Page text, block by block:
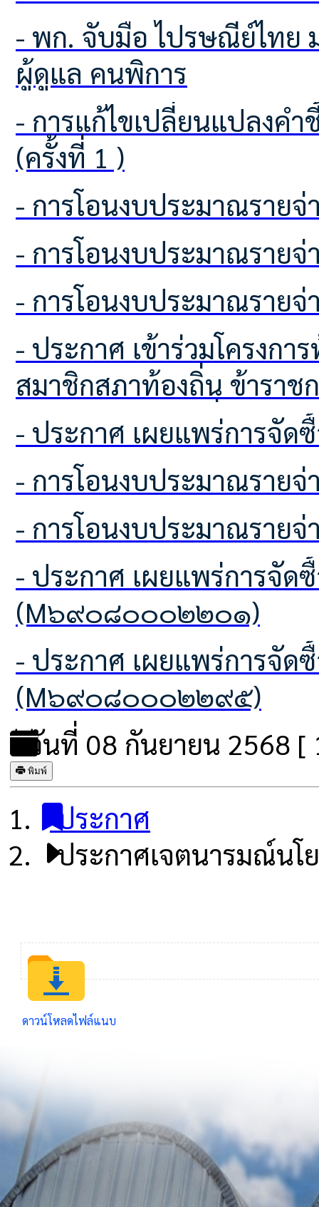
- พก. จับมือ ไปรษณีย์ไทย มอบสิทธิพิเศษส่ง EMS ราคาประหยัด สำหรับคนพิการและ
ผู้ดูแล คนพิการ
- การแก้ไขเปลี่ยนแปลงคำชี้แจงงบประมาณรายจ่าย ประจำปีงบประมาณ พ.ศ.2569
(ครั้งที่ 1 )
- การโอนงบประมาณรา
- การโอนงบประมาณรา
- การโอนงบประมาณรา
- ประกาศ เข้าร่วมโครงการท้องถิ่นโปร่งใส ไร้ยาเสพติด ของคณะผู้บริหารท้องถิ่น
สมาชิกสภาท้องถิ่น ข้าราช
ปกครองส่วนท้องถิ่นทุกปร
บริหารส่วนตำบลโคกเพลา
ป้องกันยาเสพติด
- ประกาศ เผยแพ
- การโอนงบประมาณรา
- การโอนงบประมาณรา
- ประกาศ เผยแพร่การจัดซื้อจัดจ้าง ประจำปีงบประมาณ พ.ศ.2569
(M๖๙๐๘๐๐๐๒๒๐๑)
- ประกาศ เผยแพร่การจัดซื้อจัดจ้าง ประจำปีงบประมาณ พ.ศ.2569
(M๖๙๐๘๐๐๐๒๒๙๕)
วันที่ 08 กันยายน 2568 [
พิมพ์
ประกาศ
ประกาศเจตนารมณ์นโ